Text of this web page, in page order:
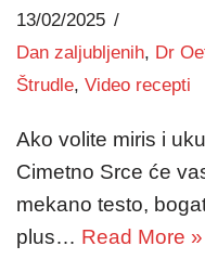
13/02/2025
Dan zaljubljenih, Dr
Štrudle, Video recepti
Ako volite miris i
Cimetno Srce će
mekano testo,
plus… Read More »